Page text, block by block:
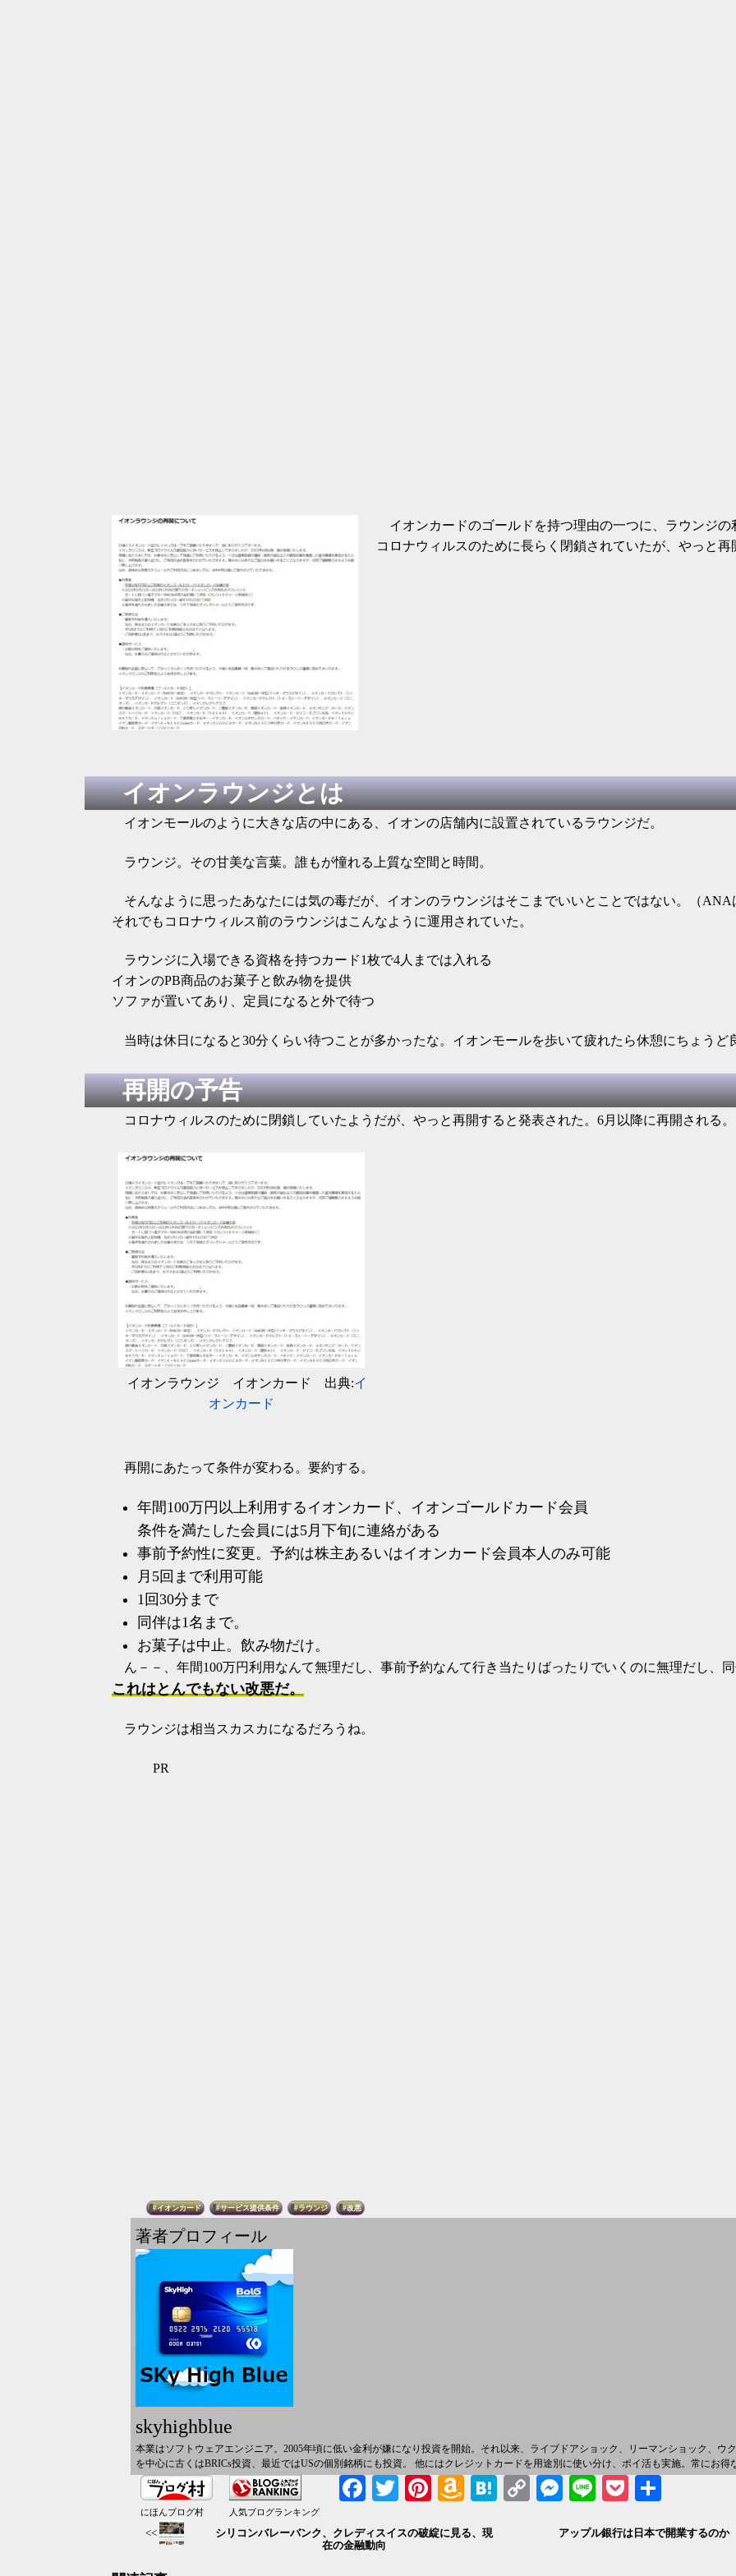
イオンカードのゴールドを持つ理由の一つに、ラウンジの
コロナウィルスのために長らく閉鎖されていたが、やっと再
イオンラウンジとは
イオンモールのように大きな店の中にある、イオンの店舗内に設置されているラウンジだ。
ラウンジ。その甘美な言葉。誰もが憧れる上質な空間と時間。
そんなように思ったあなたには気の毒だが、イオンのラウンジはそこまでいいとことではない。（ANA
それでもコロナウィルス前のラウンジはこんなように運用されていた。
ラウンジに入場できる資格を持つカード1枚で4人までは入れる
イオンのPB商品のお菓子と飲み物を提供
ソファが置いてあり、定員になると外で待つ
当時は休日になると30分くらい待つことが多かったな。イオンモールを歩いて疲れたら休憩にちょうど
再開の予告
コロナウィルスのために閉鎖していたようだが、やっと再開すると発表された。6月以降に再開される。
イオンラウンジ イオンカード 出典:イ
オンカード
再開にあたって条件が変わる。要約する。
年間100万円以上利用するイオンカード、イオンゴールドカード会員
条件を満たした会員には5月下旬に連絡がある
事前予約性に変更。予約は株主あるいはイオンカード会員本人のみ可能
月5回まで利用可能
1回30分まで
同伴は1名まで。
お菓子は中止。飲み物だけ。
ん－－、年間100万円利用なんて無理だし、事前予約なんて行き当たりばったりでいくのに無理だし、
これはとんでもない改悪だ。
ラウンジは相当スカスカになるだろうね。
PR
イオンカード サービス提供条件 ラウンジ 改悪
著者プロフィール
skyhighblue
本業はソフトウェアエンジニア。2005年頃に低い金利が嫌になり投資を開始。それ以来、ライブドアショック、リーマンショック、
を中心に古くはBRICs投資、最近ではUSの個別銘柄にも投資。 他にはクレジットカードを用途別に使い分け、ポイ活も実施。常にお得
にほんブログ村 人気ブログランキング
FacebookTwitter PinterestAmazon
List
Hatena
Copy
Messenger
Line Pocket
<<
シリコンバレーバンク、クレディスイスの破綻に見る、現
在の金融動向
アップル銀行は日本で開業するのか